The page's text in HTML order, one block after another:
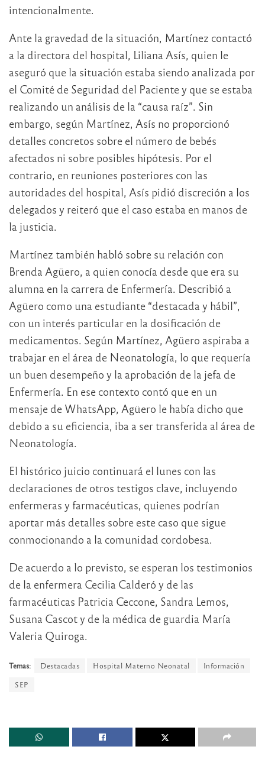
intencionalmente.
Ante la gravedad de la situación, Martínez contactó
a la directora del hospital, Liliana Asís, quien le
aseguró que la situación estaba siendo analizada por
el Comité de Seguridad del Paciente y que se estaba
realizando un análisis de la “causa raíz”. Sin
embargo, según Martínez, Asís no proporcionó
detalles concretos sobre el número de bebés
afectados ni sobre posibles hipótesis. Por el
contrario, en reuniones posteriores con las
autoridades del hospital, Asís pidió discreción a los
delegados y reiteró que el caso estaba en manos de
la justicia.
Martínez también habló sobre su relación con
Brenda Agüero, a quien conocía desde que era su
alumna en la carrera de Enfermería. Describió a
Agüero como una estudiante “destacada y hábil”,
con un interés particular en la dosificación de
medicamentos. Según Martínez, Agüero aspiraba a
trabajar en el área de Neonatología, lo que requería
un buen desempeño y la aprobación de la jefa de
Enfermería. En ese contexto contó que en un
mensaje de WhatsApp, Agüero le había dicho que
debido a su eficiencia, iba a ser transferida al área de
Neonatología.
El histórico juicio continuará el lunes con las
declaraciones de otros testigos clave, incluyendo
enfermeras y farmacéuticas, quienes podrían
aportar más detalles sobre este caso que sigue
conmocionando a la comunidad cordobesa.
De acuerdo a lo previsto, se esperan los testimonios
de la enfermera Cecilia Calderó y de las
farmacéuticas Patricia Ceccone, Sandra Lemos,
Susana Cascot y de la médica de guardia María
Valeria Quiroga.
Temas: Destacadas Hospital Materno Neonatal
Información
SEP